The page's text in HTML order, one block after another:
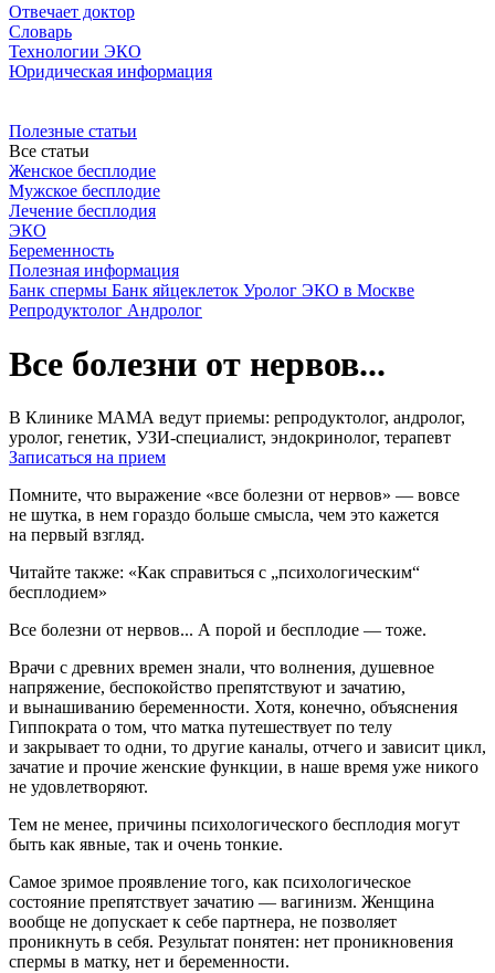
Отвечает доктор
Словарь
Технологии ЭКО
Юридическая информация
Полезные статьи
Все статьи
Женское бесплодие
Мужское бесплодие
Лечение бесплодия
ЭКО
Беременность
Полезная информация
Банк спермы Банк яйцеклеток Уролог ЭКО в Москве
Репродуктолог Андролог
Все болезни от нервов...
В Клинике МАМА ведут приемы: репродуктолог, андролог,
уролог, генетик, УЗИ-специалист, эндокринолог, терапевт
Записаться на прием
Помните, что выражение «все болезни от нервов» — вовсе
не шутка, в нем гораздо больше смысла, чем это кажется
на первый взгляд.
Читайте также: «Как справиться с „психологическим“
бесплодием»
Все болезни от нервов... А порой и бесплодие — тоже.
Врачи с древних времен знали, что волнения, душевное
напряжение, беспокойство препятствуют и зачатию,
и вынашиванию беременности. Хотя, конечно, объяснения
Гиппократа о том, что матка путешествует по телу
и закрывает то одни, то другие каналы, отчего и зависит цикл,
зачатие и прочие женские функции, в наше время уже никого
не удовлетворяют.
Тем не менее, причины психологического бесплодия могут
быть как явные, так и очень тонкие.
Самое зримое проявление того, как психологическое
состояние препятствует зачатию — вагинизм. Женщина
вообще не допускает к себе партнера, не позволяет
проникнуть в себя. Результат понятен: нет проникновения
спермы в матку, нет и беременности.